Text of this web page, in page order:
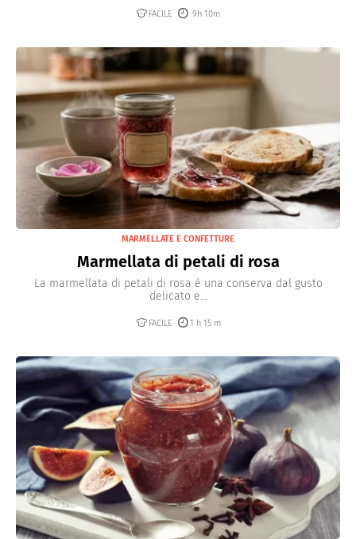
FACILE 9h 10m
MARMELLATE E CONFETTURE
Marmellata di petali di rosa
La marmellata di petali di rosa è una conserva dal gusto
delicato e...
FACILE 1 h 15 m